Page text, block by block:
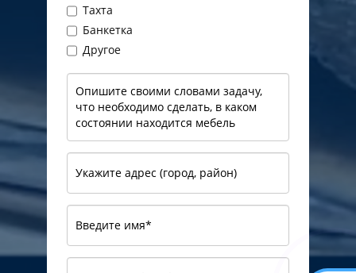
Тахта
Банкетка
Другое